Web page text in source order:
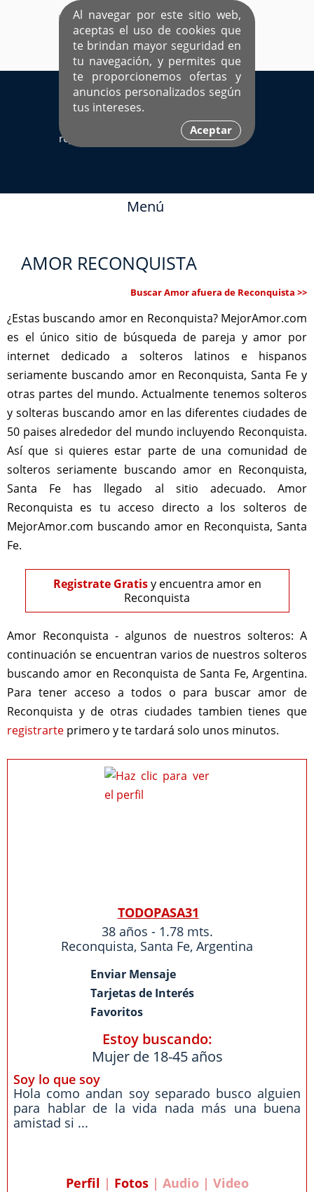
Al navegar por este sitio web,
aceptas el uso de cookies que
te brindan mayor seguridad en
tu navegación, y permites que
te proporcionemos ofertas y
anuncios personalizados según
tus intereses.
Aceptar
EL ÚNICO SITIO DEDICADO A SOLTEROS
HISPANOS COMO TÚ
Ingresa aquí
Sí ya estás
registrado
Menú
AMOR RECONQUISTA
Buscar Amor afuera de Reconquista >>
¿Estas buscando amor en Reconquista? MejorAmor.com
es el único sitio de búsqueda de pareja y amor por
internet dedicado a solteros latinos e hispanos
seriamente buscando amor en Reconquista, Santa Fe y
otras partes del mundo. Actualmente tenemos solteros
y solteras buscando amor en las diferentes ciudades de
50 paises alrededor del mundo incluyendo Reconquista.
Así que si quieres estar parte de una comunidad de
solteros seriamente buscando amor en Reconquista,
Santa Fe has llegado al sitio adecuado. Amor
Reconquista es tu acceso directo a los solteros de
MejorAmor.com buscando amor en Reconquista, Santa
Fe.
Registrate Gratisy encuentra amor en
Reconquista
Amor Reconquista - algunos de nuestros solteros: A
continuación se encuentran varios de nuestros solteros
buscando amor en Reconquista de Santa Fe, Argentina.
Para tener acceso a todos o para buscar amor de
Reconquista y de otras ciudades tambien tienes que
registrarte primero y te tardará solo unos minutos.
TODOPASA31
38 años - 1.78 mts.
Reconquista, Santa Fe, Argentina
Enviar Mensaje
Tarjetas de Interés
Favoritos
Estoy buscando:
Mujer de 18-45 años
Soy lo que soy
Hola como andan soy separado busco alguien
para hablar de la vida nada más una buena
amistad si ...
Perfil | Fotos| Audio | Video